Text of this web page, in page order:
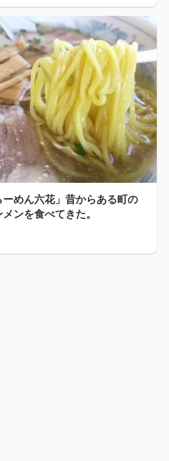
めん六花」昔からある町の
ンを食べてきた。